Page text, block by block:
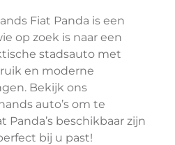
Fiat Panda is een
op zoek is naar een
stadsauto met
en moderne
Bekijk ons
auto’s om te
beschikbaar zijn
bij u past!